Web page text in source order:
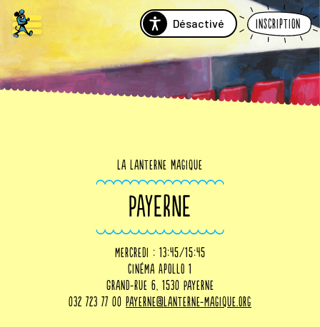
Désactivé Inscription
La Lanterne Magique
PAYERNE
mercredi : 13:45/15:45
Cinéma Apollo 1
Grand-Rue 6, 1530 Payerne
032 723 77 00 payerne@lanterne-magique.org